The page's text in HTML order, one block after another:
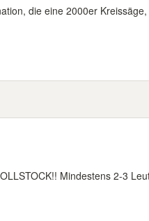
die eine 2000er
Mindestens 2-3